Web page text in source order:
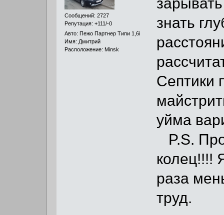
Сообщений: 2727
Репутация: +111/-0
Авто: Пежо Партнер Типи 1,6i
Имя: Дмитрий
Расположение: Minsk
знать
Септики
уйма
P.S.
колец!!!!
раза
труд.